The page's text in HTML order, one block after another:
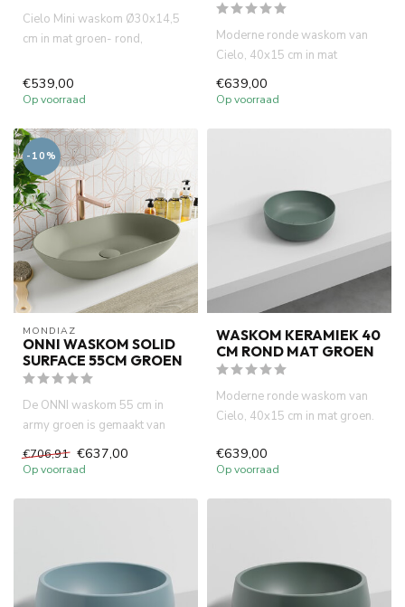
Cielo Mini waskom Ø30x14,5
cm in mat groen- rond,
voo...
€539,00
Op voorraad
Moderne ronde waskom van
Cielo, 40x15 cm in mat
turquoise. Italiaans design,
hog...
€639,00
Op voorraad
-10%
MONDIAZ
ONNI WASKOM SOLID
SURFACE 55CM GROEN
De ONNI waskom 55 cm in
army groen is gemaakt van
duurzaam solid surface
materia...
€706,91 €637,00
Op voorraad
WASKOM KERAMIEK 40
CM ROND MAT GROEN
Moderne ronde waskom van
Cielo, 40x15 cm in mat groen.
€639,00
Op voorraad